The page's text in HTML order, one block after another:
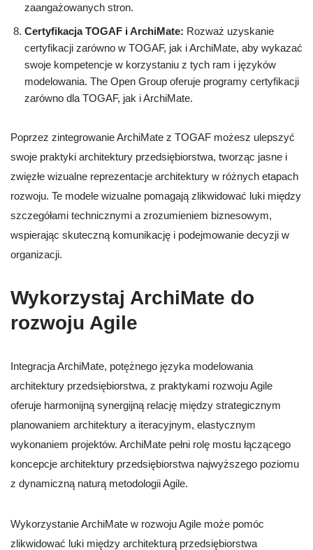
zaangażowanych stron.
Certyfikacja TOGAF i ArchiMate: Rozważ uzyskanie
certyfikacji zarówno w TOGAF, jak i ArchiMate, aby wykazać
swoje kompetencje w korzystaniu z tych ram i języków
modelowania. The Open Group oferuje programy certyfikacji
zarówno dla TOGAF, jak i ArchiMate.
Poprzez zintegrowanie ArchiMate z TOGAF możesz ulepszyć
swoje praktyki architektury przedsiębiorstwa, tworząc jasne i
zwięzłe wizualne reprezentacje architektury w różnych etapach
rozwoju. Te modele wizualne pomagają zlikwidować luki między
szczegółami technicznymi a zrozumieniem biznesowym,
wspierając skuteczną komunikację i podejmowanie decyzji w
organizacji.
Wykorzystaj ArchiMate do
rozwoju Agile
Integracja ArchiMate, potężnego języka modelowania
architektury przedsiębiorstwa, z praktykami rozwoju Agile
oferuje harmonijną synergijną relację między strategicznym
planowaniem architektury a iteracyjnym, elastycznym
wykonaniem projektów. ArchiMate pełni rolę mostu łączącego
koncepcje architektury przedsiębiorstwa najwyższego poziomu
z dynamiczną naturą metodologii Agile.
Wykorzystanie ArchiMate w rozwoju Agile może pomóc
zlikwidować luki między architekturą przedsiębiorstwa